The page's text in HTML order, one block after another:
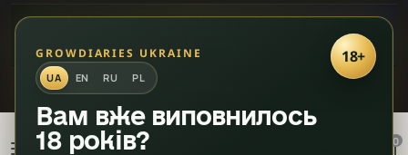
✦ЛАСКАВО ПРОСИМО ДО НАШОГО ЧАТУ!
0
18+
GROWDIARIES UKRAINE
UA EN RU PL
Вам вже виповнилось
18 років?
Фільтри
товарів ×